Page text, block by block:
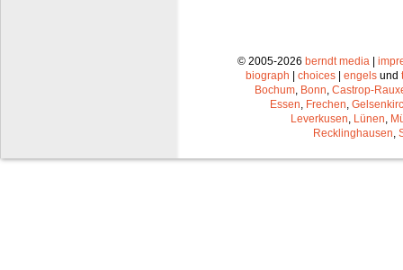
© 2005-2026 berndt media |
biograph | choices | engels und
Bochum Bonn Castrop-
Essen Frechen
Leverkusen Lünen
Recklinghausen